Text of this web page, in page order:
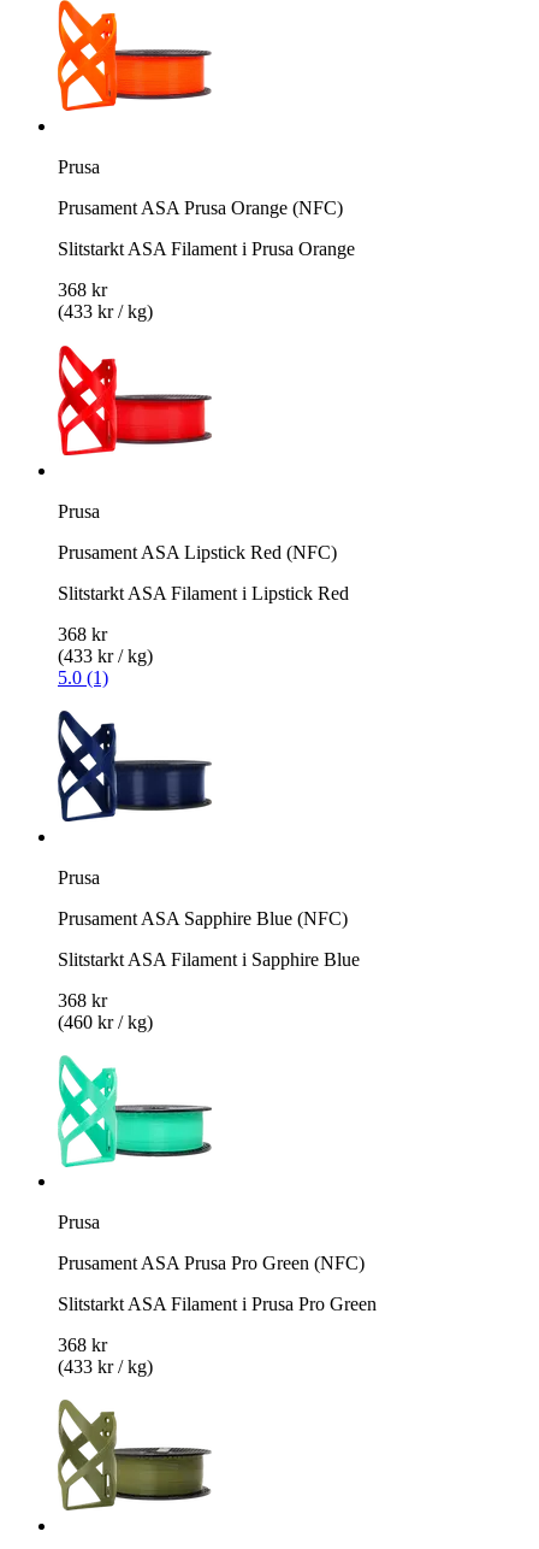
Prusa
Prusament ASA Prusa Orange (NFC)
Slitstarkt ASA Filament i Prusa Orange
368 kr
(433 kr / kg)
Prusa
Prusament ASA Lipstick Red (NFC)
Slitstarkt ASA Filament i Lipstick Red
368 kr
(433 kr / kg)
5.0 (1)
Prusa
Prusament ASA Sapphire Blue (NFC)
Slitstarkt ASA Filament i Sapphire Blue
368 kr
(460 kr / kg)
Prusa
Prusament ASA Prusa Pro Green (NFC)
Slitstarkt ASA Filament i Prusa Pro Green
368 kr
(433 kr / kg)